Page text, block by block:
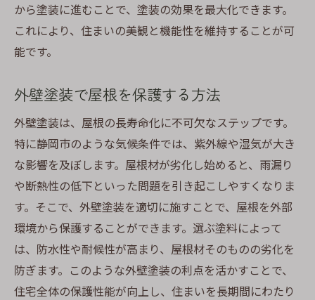
から塗装に進むことで、塗装の効果を最大化できます。
これにより、住まいの美観と機能性を維持することが可
能です。
外壁塗装で屋根を保護する方法
外壁塗装は、屋根の長寿命化に不可欠なステップです。
特に静岡市のような気候条件では、紫外線や湿気が大き
な影響を及ぼします。屋根材が劣化し始めると、雨漏り
や断熱性の低下といった問題を引き起こしやすくなりま
す。そこで、外壁塗装を適切に施すことで、屋根を外部
環境から保護することができます。選ぶ塗料によって
は、防水性や耐候性が高まり、屋根材そのものの劣化を
防ぎます。このような外壁塗装の利点を活かすことで、
住宅全体の保護性能が向上し、住まいを長期間にわたり